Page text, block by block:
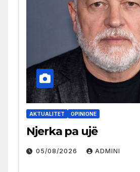
AKTUALITET OPINIONE
Njerka pa ujë
05/08/2026 ADMINI